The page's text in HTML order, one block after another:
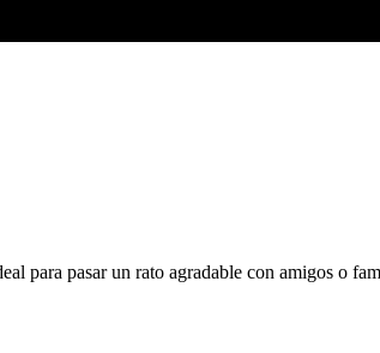
para pasar un rato agradable con amigos o